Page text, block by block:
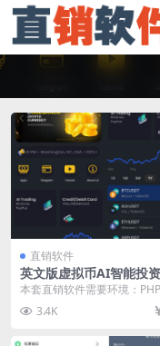
直销软件
英文版虚拟币AI智能投
直销软件 直销系统 直销
本套直销软件需要环境：
MYSQL，是一套英文版虚拟
能投资返...
3.4K